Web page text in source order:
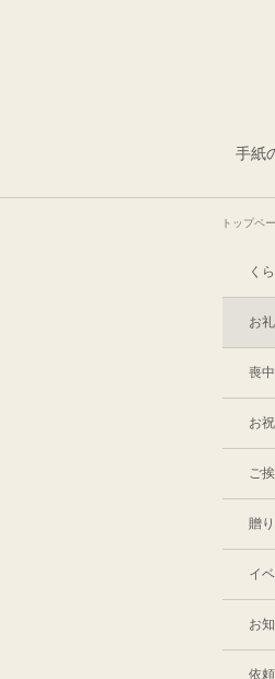
手紙
トップペ
く
お
喪
お
ご
贈
イ
お
依頼